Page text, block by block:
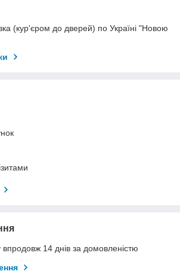
(кур'єром до дверей) по Україні "Новою
14 днів за домовленістю